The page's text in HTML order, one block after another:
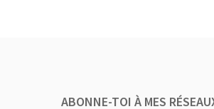
ABONNE-TOI À MES